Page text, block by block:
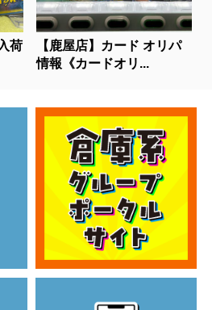
荷
【鹿屋店】カード オリパ
情報《カードオリ...